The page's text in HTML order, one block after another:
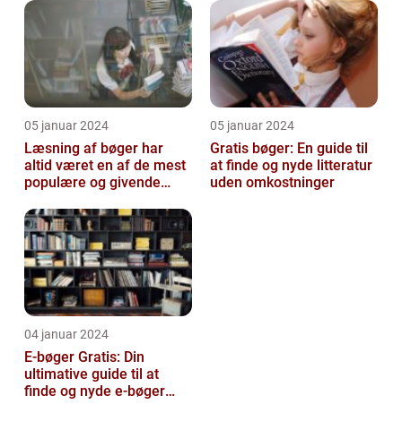
05 januar 2024
Læsning af bøger har
altid været en af de mest
populære og givende
verden ...
05 januar 2024
Gratis bøger: En guide til
at finde og nyde litteratur
uden omkostninger
04 januar 2024
E-bøger Gratis: Din
ultimative guide til at
finde og nyde e-bøger